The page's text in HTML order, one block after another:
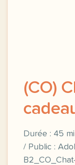
(CO)
Durée : 45
/ Public :